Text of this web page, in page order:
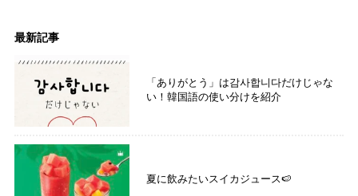
最新記事
「ありがとう」は감사합니다だけじゃな
い！韓国語の使い分けを紹介
夏に飲みたいスイカジュース🍉